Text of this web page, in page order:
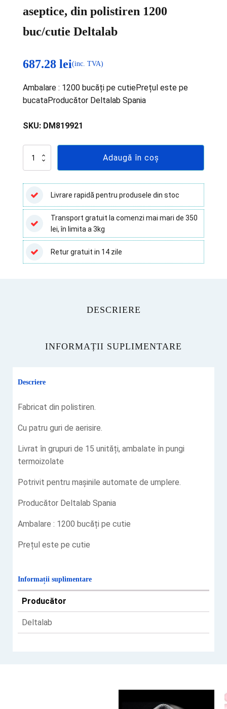
aseptice, din polistiren 1200
buc/cutie Deltalab
687.28 lei(inc. TVA)
Ambalare : 1200 bucăți pe cutiePrețul este pe
bucataProducător Deltalab Spania
SKU: DM819921
Cantitate
petri
55
mm,ventilate
,
aseptice,
din
polistiren
1200
buc/cutie
Deltalab
Adaugă în coș
Livrare rapidă pentru produsele din stoc
Transport gratuit la comenzi mai mari de 350
lei, în limita a 3kg
Retur gratuit in 14 zile
DESCRIERE
INFORMAȚII SUPLIMENTARE
Descriere
Fabricat din polistiren.
Cu patru guri de aerisire.
Livrat în grupuri de 15 unități, ambalate în pungi
termoizolate
Potrivit pentru mașinile automate de umplere.
Producător Deltalab Spania
Ambalare : 1200 bucăți pe cutie
Prețul este pe cutie
Informații suplimentare
Producător
Deltalab